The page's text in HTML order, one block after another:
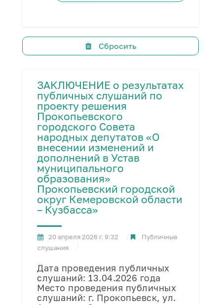
Сбросить
ЗАКЛЮЧЕНИЕ о результатах
публичных слушаний по
проекту решения
Прокопьевского
городского Совета
народных депутатов «О
внесении изменений и
дополнений в Устав
муниципального
образования»
Прокопьевский городской
округ Кемеровской области
– Кузбасса»
20 апреля 2026 г. 9:32
Публичные
слушания
Дата проведения публичных
слушаний: 13.04.2026 года
Место проведения публичных
слушаний: г. Прокопьевск, ул.